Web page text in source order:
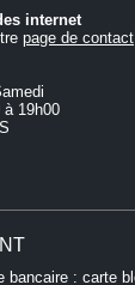
internet
page de contact
à 19h00